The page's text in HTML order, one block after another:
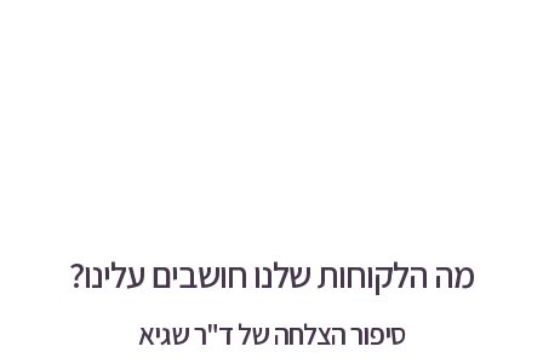
מה הלקוחות שלנו חושבים עלינו?
סיפור הצלחה של ד"ר שגיא